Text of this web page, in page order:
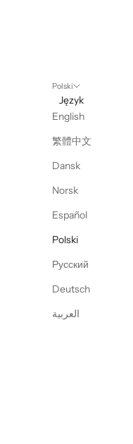
Polski
Język
English
繁體中文
Dansk
Norsk
Español
Polski
Русский
Deutsch
العربية